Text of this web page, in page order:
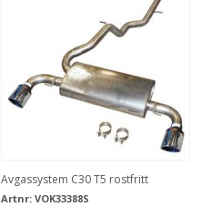
Avgassystem C30 T5 rostfritt
Artnr: VOK33388S